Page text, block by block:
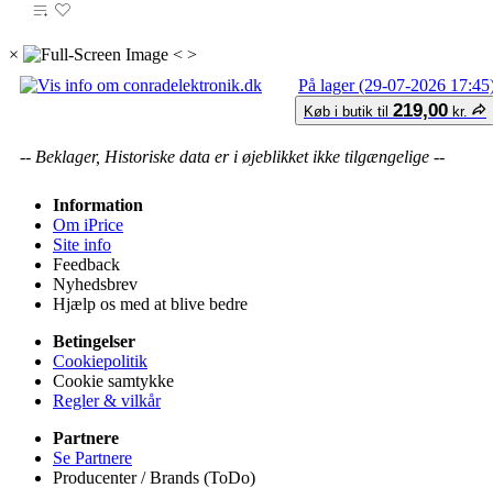
× < >
På lager (29-07-2026
Køb i butik til 219,00 kr.
-- Beklager, Historiske data er i øjeblikket ikke tilgængelige --
Information
Om iPrice
Site info
Feedback
Nyhedsbrev
Hjælp os med at blive bedre
Betingelser
Cookiepolitik
Cookie samtykke
Regler & vilkår
Partnere
Se Partnere
Producenter / Brands (ToDo)